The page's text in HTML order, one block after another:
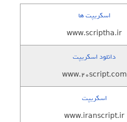
اسکریپت ها
www.scriptha.ir
دانلود اسکریپت
www.20script.com
اسکریپت
www.iranscript.ir